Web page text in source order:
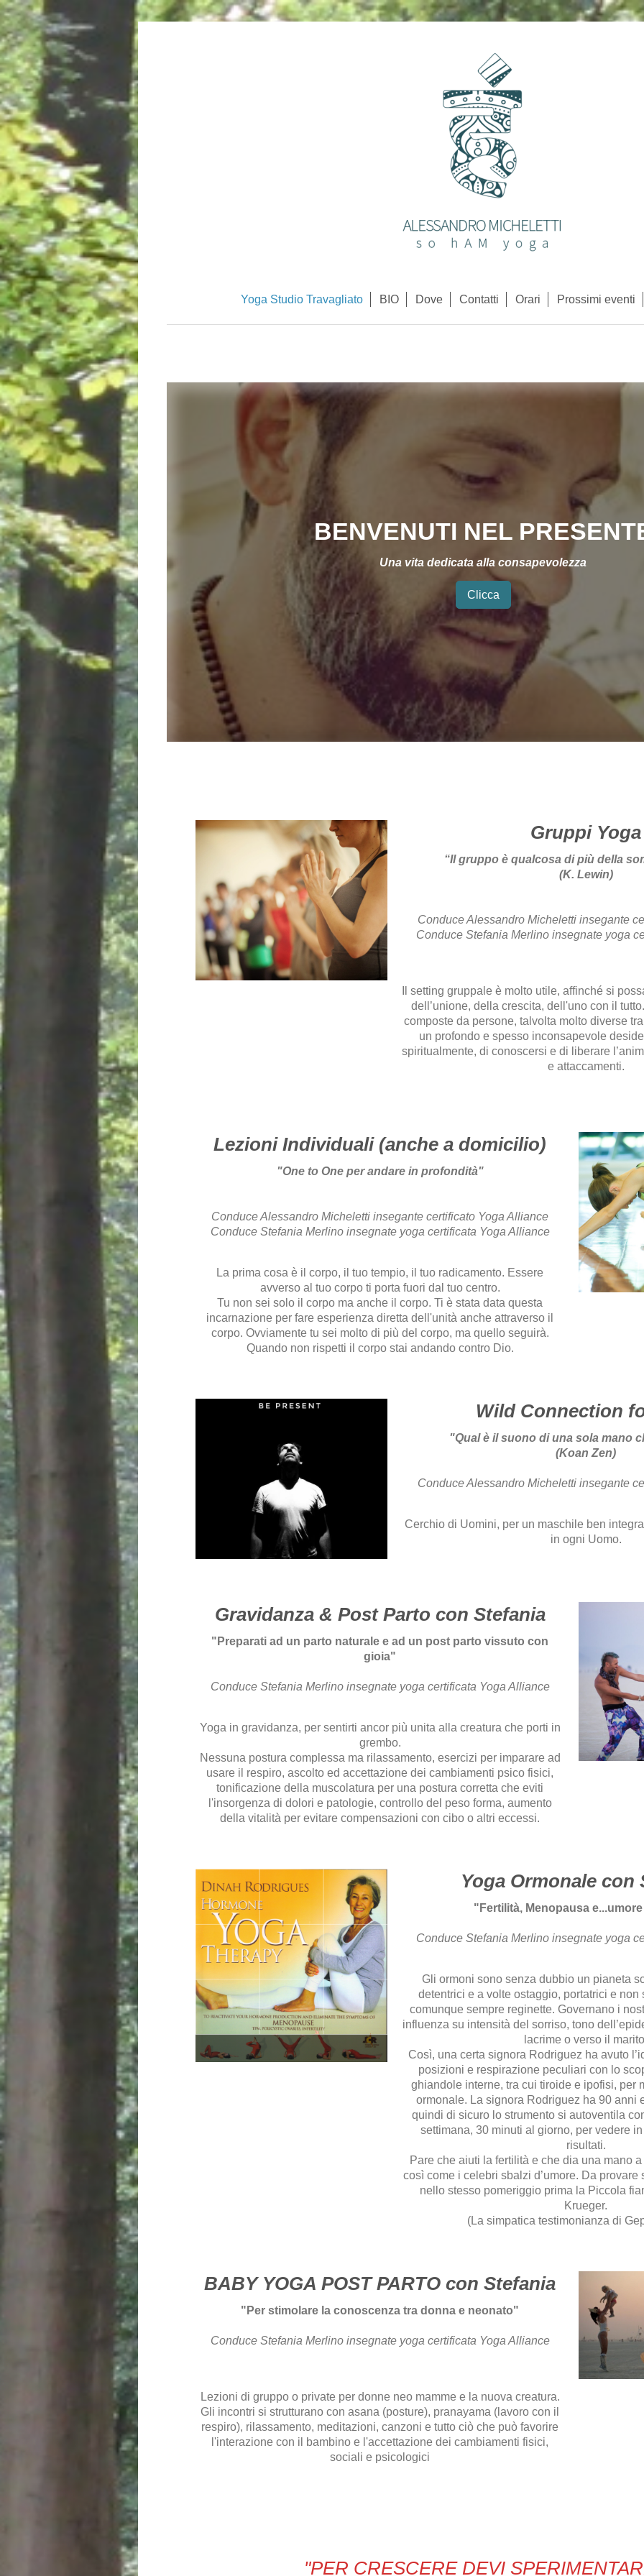
Yoga Studio Travagliato BIO Dove Contatti Orari Prossimi eventi
BENVENUTI NEL
Una vita dedicata alla consapevolezza
Clicca
Gruppi Yoga
“Il gruppo è qualcosa di più della
(K. Lewin)
Conduce Alessandro Micheletti insegante
Conduce Stefania Merlino insegnate yoga
Il setting gruppale è molto utile, affinché si
dell’unione, della crescita, dell'uno con il
composte da persone, talvolta molto diverse
un profondo e spesso inconsapevole
spiritualmente, di conoscersi e di liberare
e attaccamenti.
Lezioni Individuali (anche a domicilio)
"One to One per andare in profondità"
Conduce Alessandro Micheletti insegante certificato Yoga Alliance
Conduce Stefania Merlino insegnate yoga certificata Yoga Alliance
La prima cosa è il corpo, il tuo tempio, il tuo radicamento. Essere
avverso al tuo corpo ti porta fuori dal tuo centro.
Tu non sei solo il corpo ma anche il corpo. Ti è stata data questa
incarnazione per fare esperienza diretta dell'unità anche attraverso il
corpo. Ovviamente tu sei molto di più del corpo, ma quello seguirà.
Quando non rispetti il corpo stai andando contro Dio.
Wild Connection
"Qual è il suono di una sola mano
(Koan Zen)
Conduce Alessandro Micheletti insegante
Cerchio di Uomini, per un maschile ben
in ogni Uomo.
Gravidanza & Post Parto con Stefania
"Preparati ad un parto naturale e ad un post parto vissuto con
gioia"
Conduce Stefania Merlino insegnate yoga certificata Yoga Alliance
Yoga in gravidanza, per sentirti ancor più unita alla creatura che porti in
grembo.
Nessuna postura complessa ma rilassamento, esercizi per imparare ad
usare il respiro, ascolto ed accettazione dei cambiamenti psico fisici,
tonificazione della muscolatura per una postura corretta che eviti
l'insorgenza di dolori e patologie, controllo del peso forma, aumento
della vitalità per evitare compensazioni con cibo o altri eccessi.
Yoga Ormonale con
"Fertilità, Menopausa
Conduce Stefania Merlino insegnate yoga
Gli ormoni sono senza dubbio un pianeta
detentrici e a volte ostaggio, portatrici e non
comunque sempre reginette. Governano i
influenza su intensità del sorriso, tono
lacrime o verso il
Così, una certa signora Rodriguez ha avuto
posizioni e respirazione peculiari con lo
ghiandole interne, tra cui tiroide e ipofisi, per
ormonale. La signora Rodriguez ha 90 anni
quindi di sicuro lo strumento si autoventila
settimana, 30 minuti al giorno, per vedere
risultati.
Pare che aiuti la fertilità e che dia una mano
così come i celebri sbalzi d’umore. Da
nello stesso pomeriggio prima la Piccola
Krueger.
(La simpatica testimonianza di
BABY YOGA POST PARTO con Stefania
"Per stimolare la conoscenza tra donna e neonato"
Conduce Stefania Merlino insegnate yoga certificata Yoga Alliance
Lezioni di gruppo o private per donne neo mamme e la nuova creatura.
Gli incontri si strutturano con asana (posture), pranayama (lavoro con il
respiro), rilassamento, meditazioni, canzoni e tutto ciò che può favorire
l'interazione con il bambino e l'accettazione dei cambiamenti fisici,
sociali e psicologici
"PER CRESCERE DEVI